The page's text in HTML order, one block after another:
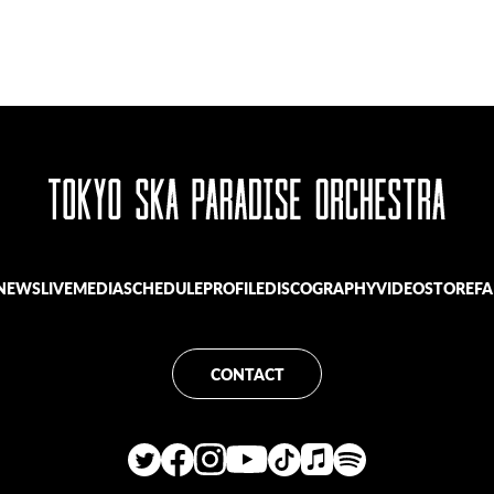
LIVEMEDIASCHEDULEPROFILEDISCOGRAPHYVIDEOSTORE
CONTACT